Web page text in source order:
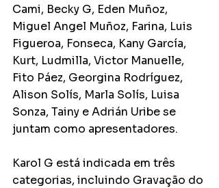
Cami, Becky G, Eden Muñoz,
Miguel Angel Muñoz, Farina, Luis
Figueroa, Fonseca, Kany García,
Kurt, Ludmilla, Victor Manuelle,
Fito Páez, Georgina Rodríguez,
Alison Solís, Marla Solís, Luisa
Sonza, Tainy e Adrián Uribe se
juntam como apresentadores.
Karol G está indicada em três
categorias, incluindo Gravação do